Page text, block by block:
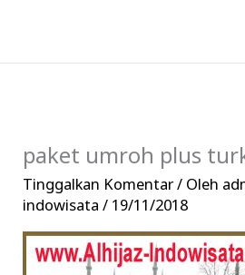
konten
paket umroh plus
Tinggalkan Komentar/ Oleh
indowisata/ 19/11/2018